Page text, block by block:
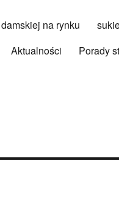
na rynku
Aktualności Porady